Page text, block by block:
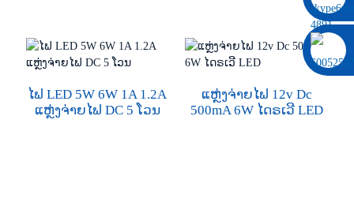
ໄຟ LED 5W 6W 1A 1.2A
ແຫຼ່ງຈ່າຍໄຟ DC 5 ໂວນ
ແຫຼ່ງຈ່າຍໄຟ 12v Dc
500mA 6W ໄດຣເວີ LED